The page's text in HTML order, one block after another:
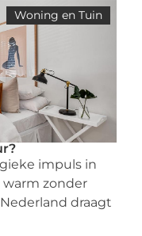
Woning en Tuin
impuls in
zonder
draagt